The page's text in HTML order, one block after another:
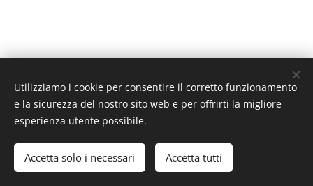
©Studio Medico Pediatrico Boccellari , tutti i diritti riservati
Creato con Webnode Cookies
Utilizziamo i cookie per consentire il corretto funzionamento
e la sicurezza del nostro sito web e per offrirti la migliore
esperienza utente possibile.
Accetta solo i necessari Accetta tutti